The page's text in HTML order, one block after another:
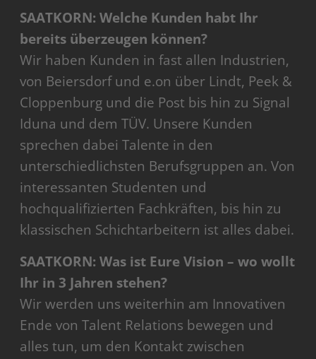
SAATKORN: Welche Kunden habt Ihr
bereits überzeugen können?
Wir haben Kunden in fast allen Industrien,
von Beiersdorf und e.on über Lindt, Peek &
Cloppenburg und die Post bis hin zu Signal
Iduna und dem TÜV. Unsere Kunden
sprechen dabei Talente in den
unterschiedlichsten Berufsgruppen an. Von
interessanten Studenten und
hochqualifizierten Fachkräften, bis hin zu
klassischen Schichtarbeitern ist alles dabei.
SAATKORN: Was ist Eure Vision – wo wollt
Ihr in 3 Jahren stehen?
Wir werden uns weiterhin am Innovativen
Ende von Talent Relations bewegen und
alles tun, um den Kontakt zwischen